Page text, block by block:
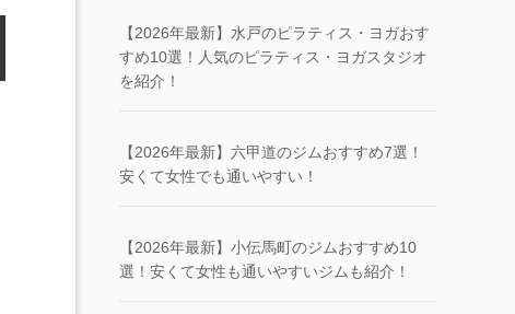
【2026年最新】水戸のピラティス・ヨガおす
すめ10選！人気のピラティス・ヨガスタジオ
を紹介！
【2026年最新】六甲道のジムおすすめ7選！
安くて女性でも通いやすい！
【2026年最新】小伝馬町のジムおすすめ10
選！安くて女性も通いやすいジムも紹介！